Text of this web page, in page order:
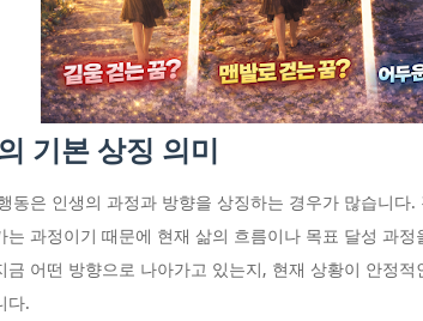
기본 상징 의미
동은 인생의 과정과 방향을 상징하는 경우가 많습니다
는 과정이기 때문에 현재 삶의 흐름이나 목표 달성 과
금 어떤 방향으로 나아가고 있는지, 현재 상황이 안정
다.